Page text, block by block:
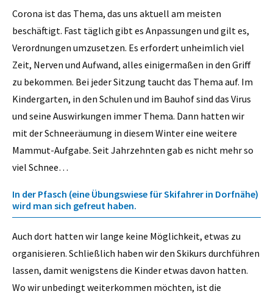
Corona ist das Thema, das uns aktuell am meisten
beschäftigt. Fast täglich gibt es Anpassungen und gilt es,
Verordnungen umzusetzen. Es erfordert unheimlich viel
Zeit, Nerven und Aufwand, alles einigermaßen in den Griff
zu bekommen. Bei jeder Sitzung taucht das Thema auf. Im
Kindergarten, in den Schulen und im Bauhof sind das Virus
und seine Auswirkungen immer Thema. Dann hatten wir
mit der Schneeräumung in diesem Winter eine weitere
Mammut-Aufgabe. Seit Jahrzehnten gab es nicht mehr so
viel Schnee…
In der Pfasch (eine Übungswiese für Skifahrer in Dorfnähe)
wird man sich gefreut haben.
Auch dort hatten wir lange keine Möglichkeit, etwas zu
organisieren. Schließlich haben wir den Skikurs durchführen
lassen, damit wenigstens die Kinder etwas davon hatten.
Wo wir unbedingt weiterkommen möchten, ist die